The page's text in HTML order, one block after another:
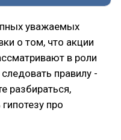
уважаемых
о том, что акции
в роли
правилу -
разбираться,
про